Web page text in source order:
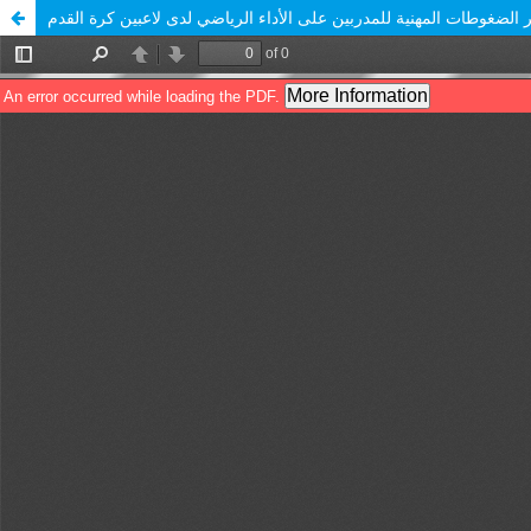
الضغوطات المهنية للمدربين على الأداء الرياضي لدى لاعبين كرة القدم